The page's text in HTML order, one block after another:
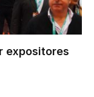
expositores